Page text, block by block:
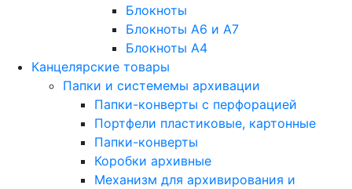
Блокноты
Блокноты A6 и A7
Блокноты A4
Канцелярские товары
Папки и системемы архивации
Папки-конверты с перфорацией
Портфели пластиковые, картонные
Папки-конверты
Коробки архивные
Механизм для архивирования и